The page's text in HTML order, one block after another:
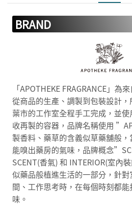
BRAND
「APOTHEKE FRAGRANCE」為
從商品的生產、調製到包裝設計
葉市的工作室全程手工完成，並
收再製的容器，品牌名稱使用
製香料、藥草的含義似草藥舖般
能嗅出藥房的氣味，品牌概念
SCENT(香氣) 和 INTERIOR(室內
似藥品般植進生活的一部分，針
間、工作思考時，在每個時刻都
味。